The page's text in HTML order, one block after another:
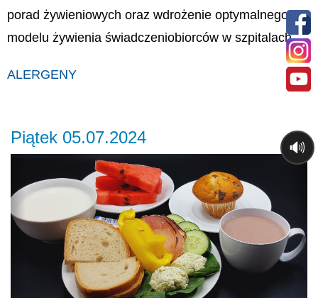
porad żywieniowych oraz wdrożenie optymalnego
modelu żywienia świadczeniobiorców w szpitalach.
ALERGENY
Piątek 05.07.2024
🔊